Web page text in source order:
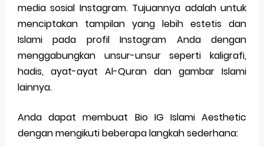
media sosial Instagram. Tujuannya adalah untuk
menciptakan tampilan yang lebih estetis dan
Islami pada profil Instagram Anda dengan
menggabungkan unsur-unsur seperti kaligrafi,
hadis, ayat-ayat Al-Quran dan gambar Islami
lainnya.
Anda dapat membuat Bio IG Islami Aesthetic
dengan mengikuti beberapa langkah sederhana: